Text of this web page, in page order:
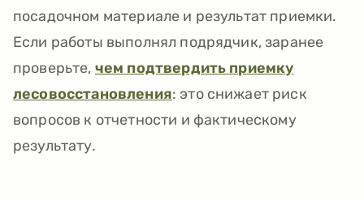
посадочном материале и результат приемки.
Если работы выполнял подрядчик, заранее
проверьте, чем подтвердить приемку
лесовосстановления: это снижает риск
вопросов к отчетности и фактическому
результату.